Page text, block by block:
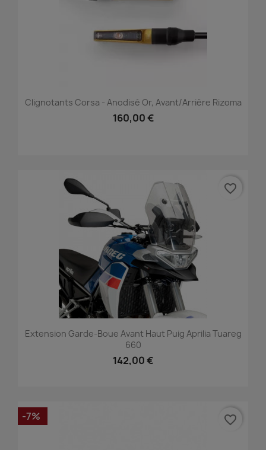
Clignotants Corsa - Anodisé Or, Avant/Arrière Rizoma
160,00 €
Extension Garde-Boue Avant Haut Puig Aprilia Tuareg
660
142,00 €
favorite_border
-7% favorite_border